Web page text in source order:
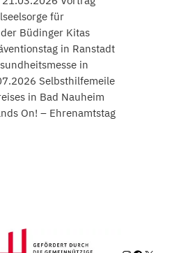
für
Büdinger Kitas
in Ranstadt
in
Selbsthilfemeile
in Bad Nauheim
On! – Ehrenamtstag